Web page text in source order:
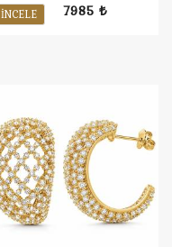
İNCELE 7985 ₺